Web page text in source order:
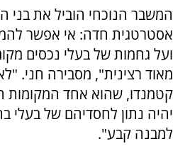
המשבר הנוכחי הוביל את בני
אסטרטגית חדה: אי אפשר
ועל גחמות של בעלי נכסים
מאוד רצינית", מסבירה חני.
קטמנדו, שהוא אחד המקומות
יהיה נתון לחסדיהם של בעלי
למבנה קבע".